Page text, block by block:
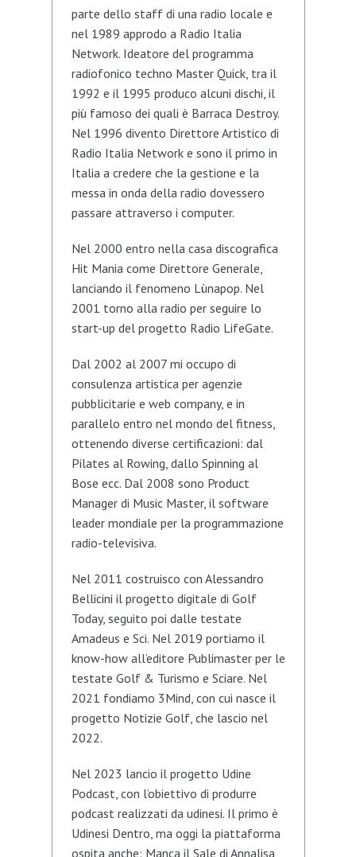
parte dello staff di una radio locale e
nel 1989 approdo a Radio Italia
Network. Ideatore del programma
radiofonico techno Master Quick, tra il
1992 e il 1995 produco alcuni dischi, il
più famoso dei quali è Barraca Destroy.
Nel 1996 divento Direttore Artistico di
Radio Italia Network e sono il primo in
Italia a credere che la gestione e la
messa in onda della radio dovessero
passare attraverso i computer.
Nel 2000 entro nella casa discografica
Hit Mania come Direttore Generale,
lanciando il fenomeno Lùnapop. Nel
2001 torno alla radio per seguire lo
start-up del progetto Radio LifeGate.
Dal 2002 al 2007 mi occupo di
consulenza artistica per agenzie
pubblicitarie e web company, e in
parallelo entro nel mondo del fitness,
ottenendo diverse certificazioni: dal
Pilates al Rowing, dallo Spinning al
Bose ecc. Dal 2008 sono Product
Manager di Music Master, il software
leader mondiale per la programmazione
radio-televisiva.
Nel 2011 costruisco con Alessandro
Bellicini il progetto digitale di Golf
Today, seguito poi dalle testate
Amadeus e Sci. Nel 2019 portiamo il
know-how all’editore Publimaster per le
testate Golf & Turismo e Sciare. Nel
2021 fondiamo 3Mind, con cui nasce il
progetto Notizie Golf, che lascio nel
2022.
Nel 2023 lancio il progetto Udine
Podcast, con l’obiettivo di produrre
podcast realizzati da udinesi. Il primo è
Udinesi Dentro, ma oggi la piattaforma
ospita anche: Manca il Sale di Annalisa